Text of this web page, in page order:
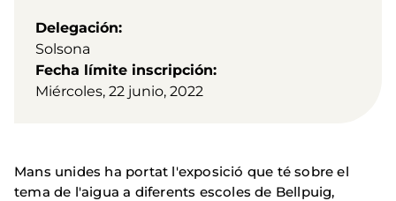
Delegación
Solsona
Fecha límite inscripción
Miércoles, 22 junio, 2022
Mans unides ha portat l'exposició que té sobre el
tema de l'aigua a diferents escoles de Bellpuig,